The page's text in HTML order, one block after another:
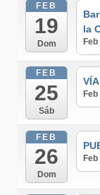
FEB
19
Dom
la
FEB
25
Sáb
FEB
26
Dom
Feb